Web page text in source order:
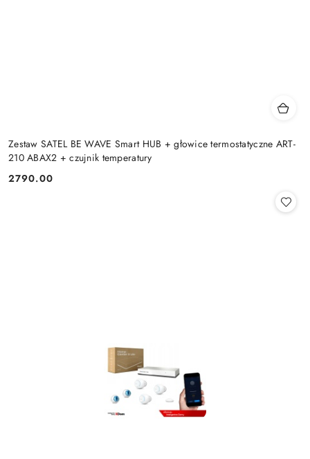
Zestaw SATEL BE WAVE Smart HUB + głowice termostatyczne ART-
210 ABAX2 + czujnik temperatury
Cena:
2790.00